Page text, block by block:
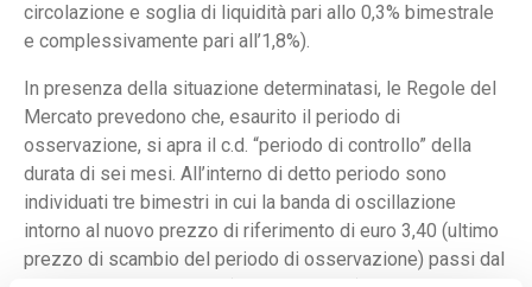
circolazione e soglia di liquidità pari allo 0,3% bimestrale
e complessivamente pari all’1,8%).
In presenza della situazione determinatasi, le Regole del
Mercato prevedono che, esaurito il periodo di
osservazione, si apra il c.d. “periodo di controllo” della
durata di sei mesi. All’interno di detto periodo sono
individuati tre bimestri in cui la banda di oscillazione
intorno al nuovo prezzo di riferimento di euro 3,40 (ultimo
prezzo di scambio del periodo di osservazione) passi dal